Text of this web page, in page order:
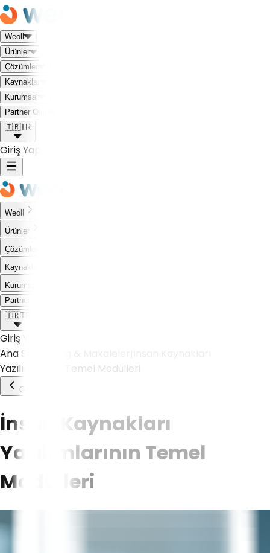
Weoll
Ürünler
Çözümler
Kaynaklar
Kurumsal
Partner Olmak İstiyorum
🇹🇷TR
Giriş Yap
Weoll
Ürünler
Çözümler
Kaynaklar
Kurumsal
Partner Olmak İstiyorum
🇹🇷TR
Giriş Yap
Ana Sayfa
Yazılımlarının Temel Modülleri
Geri Dön
İnsan Kaynakları
Yazılımlarının Temel
Modülleri